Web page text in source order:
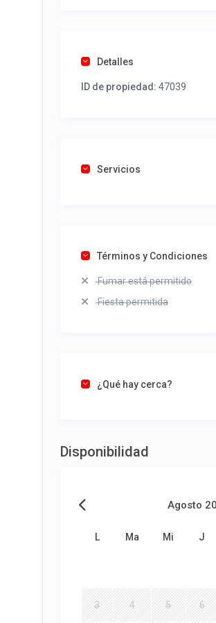
Detalles
ID de propiedad: 47039
Servicios
Términos y Condiciones
Fumar está permitido
Fiesta permitida
¿Qué hay cerca?
Disponibilidad
Agosto
L Ma Mi J
3 4 5 6